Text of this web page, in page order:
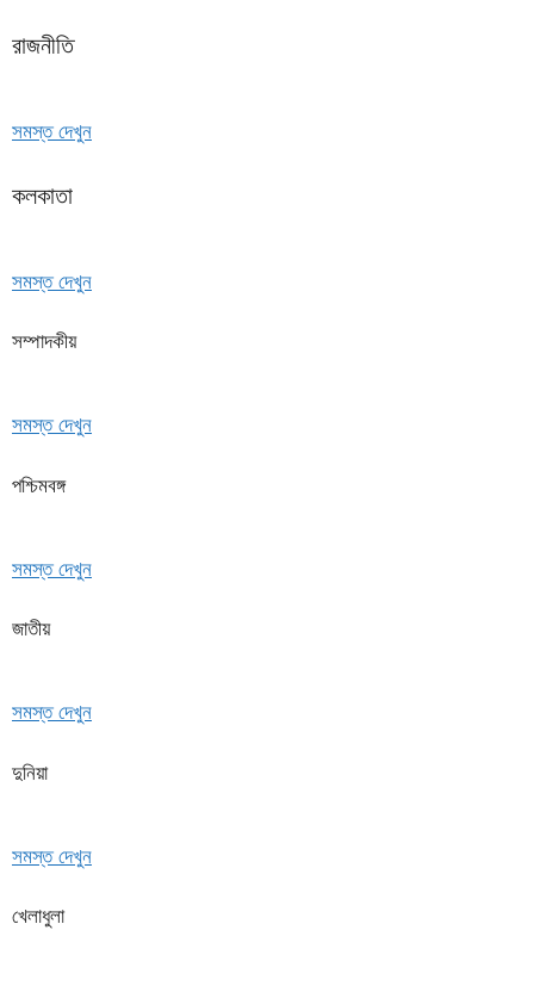
রাজনীতি
সমস্ত দেখুন
কলকাতা
সমস্ত দেখুন
সম্পাদকীয়
সমস্ত দেখুন
পশ্চিমবঙ্গ
সমস্ত দেখুন
জাতীয়
সমস্ত দেখুন
দুনিয়া
সমস্ত দেখুন
খেলাধুলা